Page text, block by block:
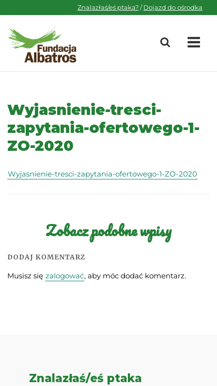
to
content
Znalazłaś/eś ptaka?/Dojazd do ośrodka
Wyjasnienie-tresci-
zapytania-ofertowego-1-
ZO-2020
Wyjasnienie-tresci-zapytania-ofertowego-1-ZO-2020
Zobacz podobne wpisy
DODAJ KOMENTARZ
Musisz się zalogować, aby móc dodać komentarz.
Znalazłaś/eś ptaka